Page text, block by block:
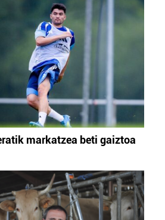
markatzea beti gaiztoa